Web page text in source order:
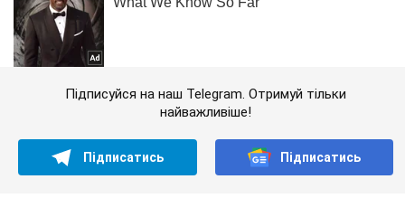
Підписуйся на наш Telegram. Отримуй тільки
найважливіше!
Підписатись Підписатись